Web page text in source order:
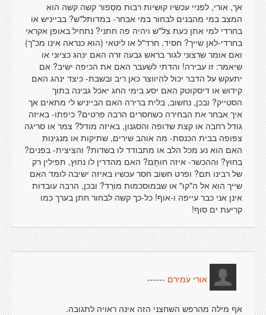
אך, אורי, לפניי עכשיו קוּשיות רבות מִסְפור קשה קשה הוא
המצב במי מהבנים לבחור במי אבחר- במדותל"ש? בבייניש או
בחרדי למי אתן כעת צל"ש ויהיה פה חתני? נתחיל באופן אקראי
בחרדי-לאן שייך? חסיד, חרד"ל או ליטאי (הוא כנראה אינו מכ"ך)
ואם אומר שרצוני לגור בראש גבעה זרה האם ינהג כציוני או
שיאמר: זו עבירה! והדתי לשעבר האם את הכיפה ישיב? אם
יתעקש על הדבר יכול להיווצר כאן ריב ובשבת- כיצד ינהג האם
קידוש או דיסקוטק האם יסע בימי החג יאכל גבינה בתוך
הסטייק? ובכן, נחשוב, בלית ברירה האם הבייניש לי מתאים אך
איך אבחר את הבחירה כשחסרים הרבה פרטים? כיפתו- באיזה
גודל רחבה או קצת שדופה והסגנון, באיזה מודל? צמר או סריגה
צפופה בבית הכנסת- מה אוהב שירים, שתיקות או מנגינות
האם הוא נע מכל הלב או מתבודד לו בשדות? והציצית- בפנים?
בחוץ? וההכשר- איזה חותָם? האם מהדרין לו נחוץ, תפילין רק
של רבינו תם? ופרט חשוב חסר עכשיו באיזה ישיבה לומד האם
שייך הוא אל ה"קו" או שבמוסכמות מוֹרֵד? ובכן, הרבה עובדות
אינן אני כבר עייפה ו-אוף! כל-כך קשה לבחור חתן בערך כמו
קריעת ים סוף!
אורי עמירם ------
אף מילה מהרפש השחצני הזה אינה ראויה לתגובה.